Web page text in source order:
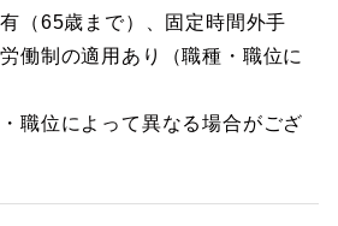
（65歳まで）、固定時間外手
働制の適用あり（職種・職位に
職位によって異なる場合がござ